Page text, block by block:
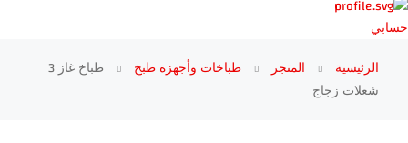
حسابي
الرئيسية
المتجر طباخات وأجهزة طبخ
طباخ غاز 3
شعلات زجاج